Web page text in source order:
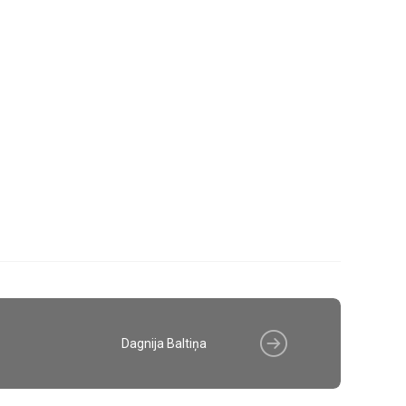
Dagnija Baltiņa